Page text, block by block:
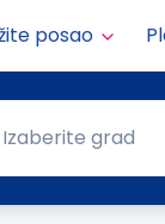
posao
Grad
Izaberite grad